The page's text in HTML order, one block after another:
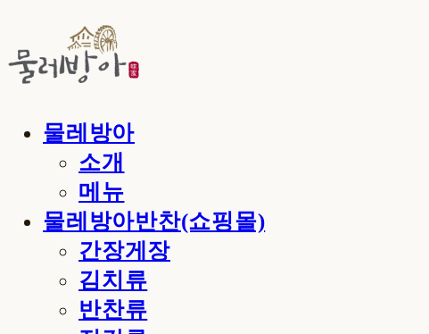
물레방아
소개
메뉴
물레방아반찬(쇼핑몰)
간장게장
김치류
반찬류